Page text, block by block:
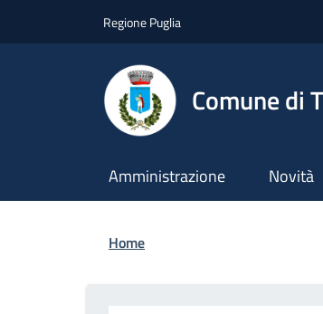
Regione Puglia
Comune di
Amministrazione Novità
Briciole di pane
Home